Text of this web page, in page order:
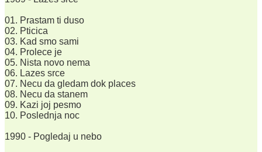
01. Prastam ti duso
02. Pticica
03. Kad smo sami
04. Prolece je
05. Nista novo nema
06. Lazes srce
07. Necu da gledam dok places
08. Necu da stanem
09. Kazi joj pesmo
10. Poslednja noc
1990 - Pogledaj u nebo